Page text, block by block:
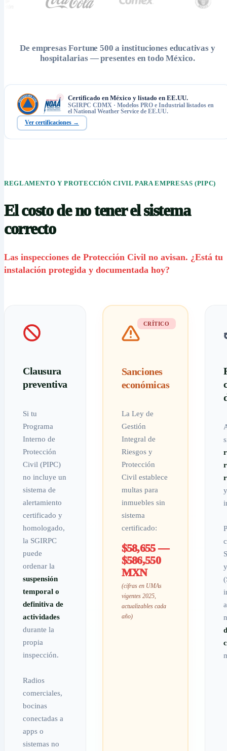
De empresas Fortune 500 a instituciones educativas y
hospitalarias — presentes en todo México.
Certificado en México y listado en EE.UU.
SGIRPC CDMX · Modelos PRO e Industrial listados en
el National Weather Service de EE.UU.
Ver certificaciones →
REGLAMENTO Y PROTECCIÓN CIVIL PARA EMPRESAS (PIPC)
El costo de no tener el sistema
correcto
Las inspecciones de Protección Civil no avisan. ¿Está tu
instalación protegida y documentada hoy?
Clausura
preventiva
Si tu
Programa
Interno de
Protección
Civil (PIPC)
no incluye un
sistema de
alertamiento
certificado y
homologado,
la SGIRPC
puede
ordenar la
suspensión
temporal o
definitiva de
actividades
durante la
propia
inspección.
Radios
comerciales,
bocinas
conectadas a
apps o
sistemas no
Sanciones
económicas
La Ley de
Gestión
Integral de
Riesgos y
Protección
Civil establece
multas para
inmuebles sin
sistema
certificado:
$58,655 —
$586,550
MXN
(cifras en UMAs
vigentes 2025,
actualizables cada
año)
CRÍTICO